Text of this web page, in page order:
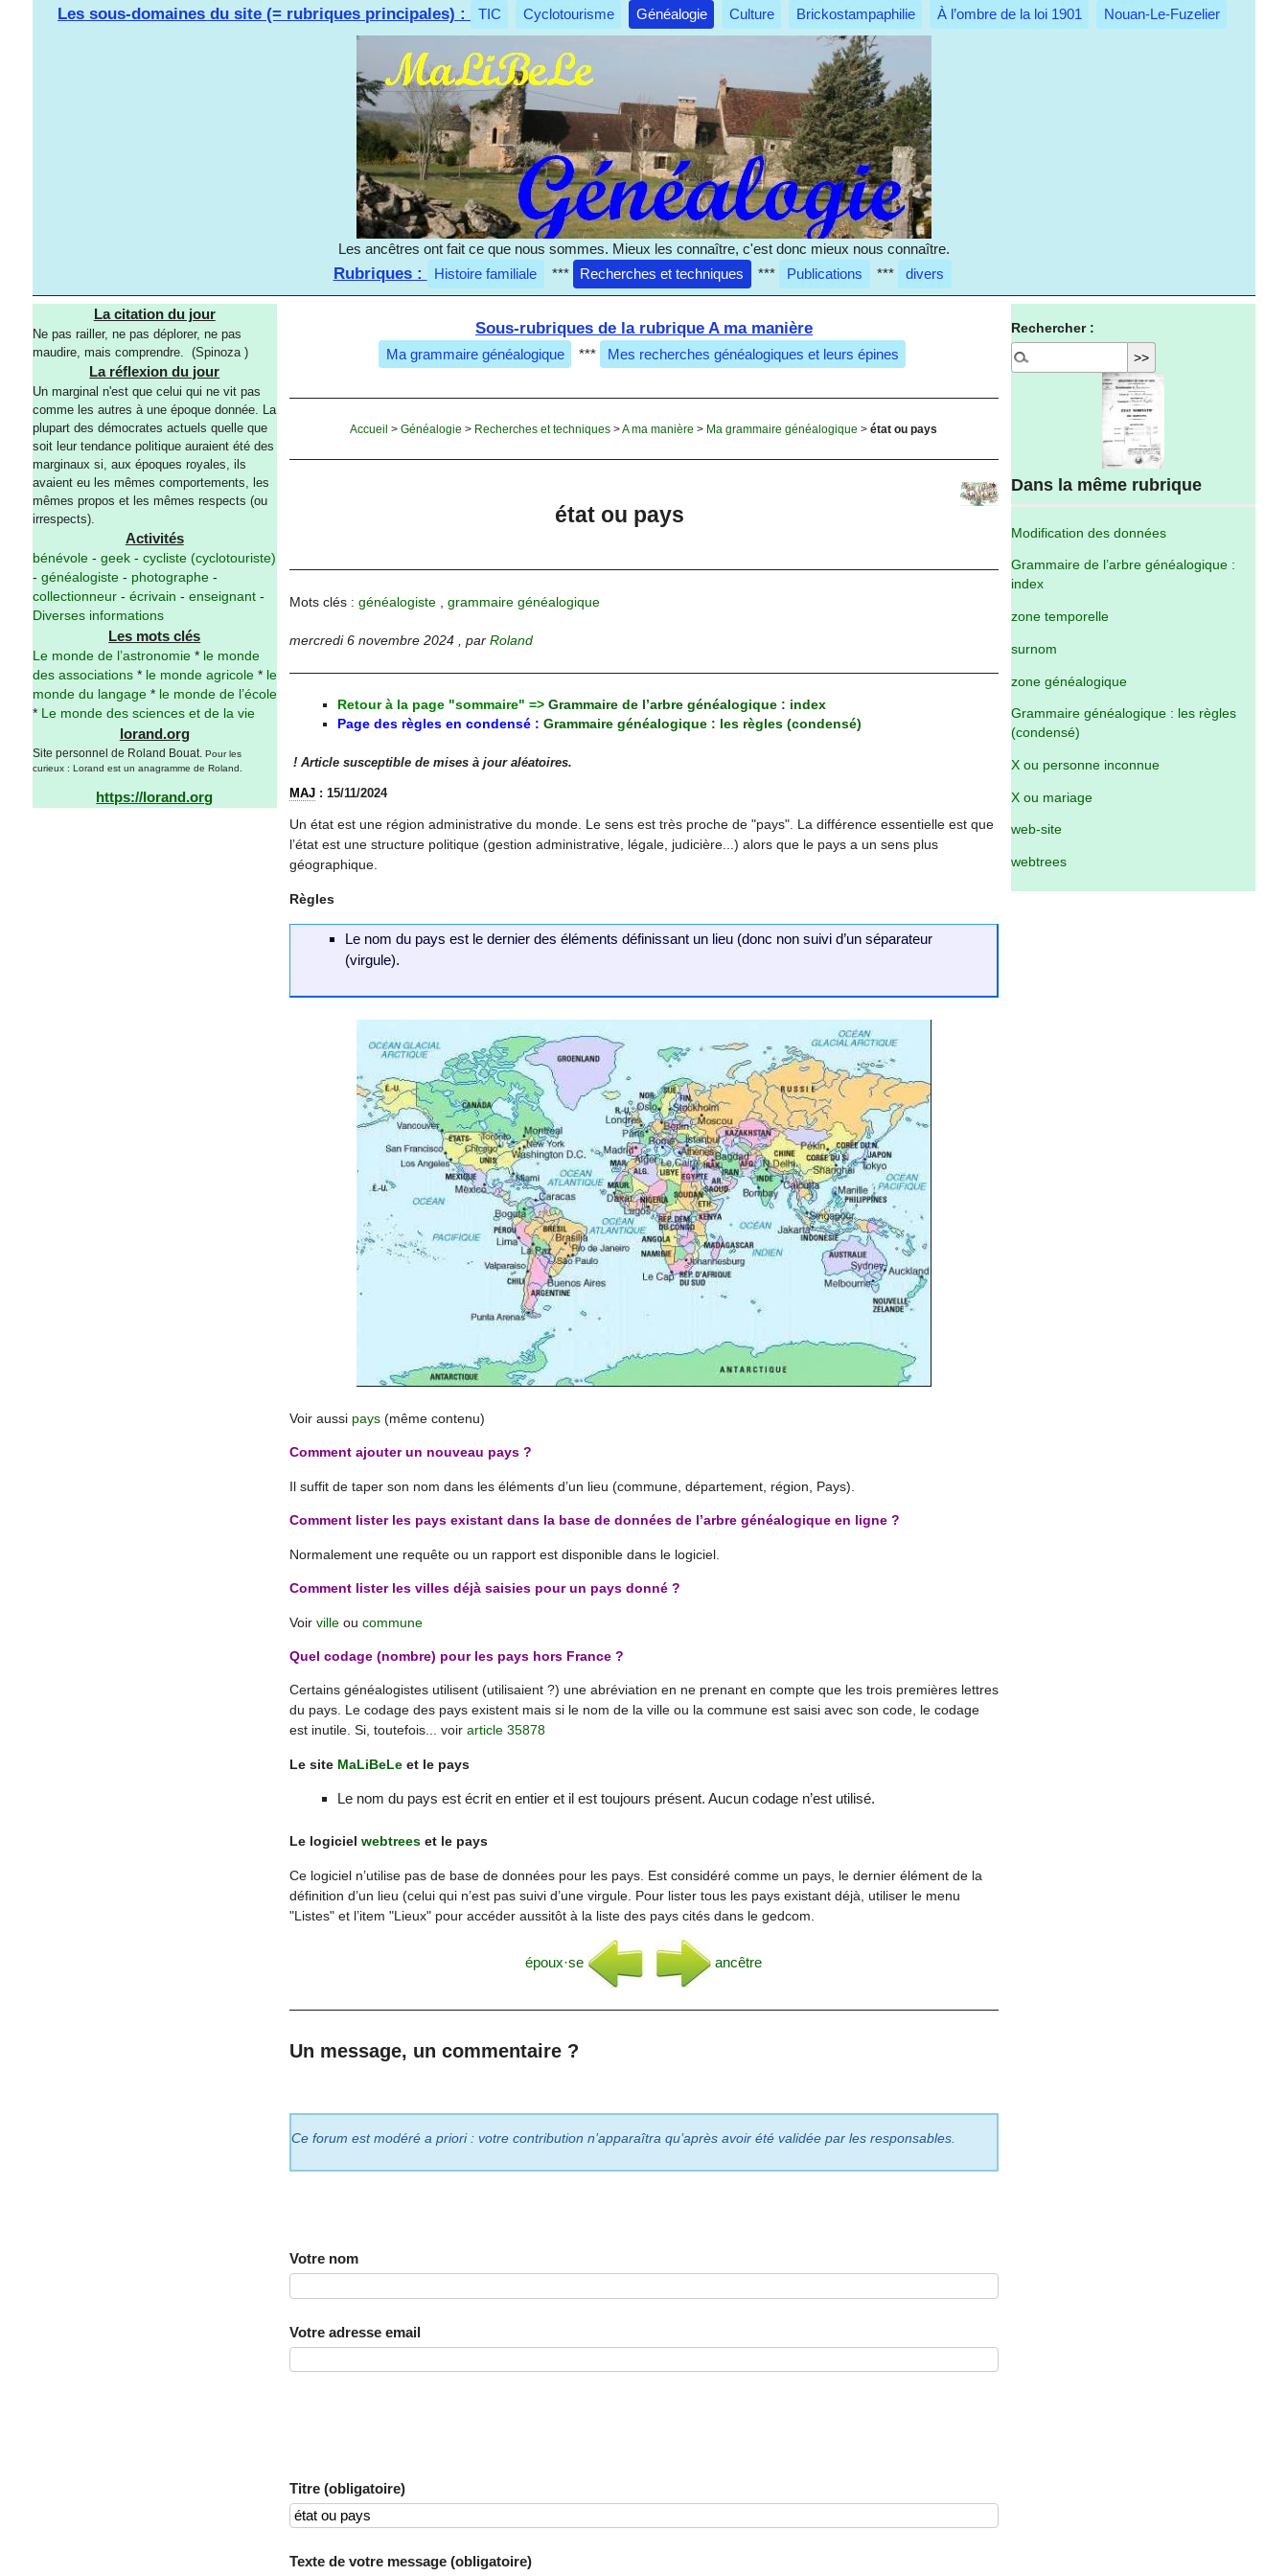
Les sous-domaines du site (= rubriques principales) : TIC Cyclotourisme Généalogie Culture Brickostampaphilie À l’ombre de la loi 1901 Nouan-Le-Fuzelier
Les ancêtres ont fait ce que nous sommes. Mieux les connaître, c'est donc mieux nous connaître.
Rubriques : Histoire familiale *** Recherches et techniques *** Publications *** divers
La citation du jour
Ne pas railler, ne pas déplorer, ne pas
maudire, mais comprendre. (Spinoza )
La réflexion du jour
Un marginal n'est que celui qui ne vit pas
comme les autres à une époque donnée. La
plupart des démocrates actuels quelle que
soit leur tendance politique auraient été des
marginaux si, aux époques royales, ils
avaient eu les mêmes comportements, les
mêmes propos et les mêmes respects (ou
irrespects).
Activités
bénévole- geek- cycliste (cyclotouriste)
- généalogiste- photographe-
collectionneur- écrivain - enseignant-
Diverses informations
Les mots clés
Le monde de l’astronomie* le monde
des associations* le monde agricole* le
monde du langage* le monde de l’école
*
Le monde des sciences et de la vie
lorand.org
Site personnel de Roland Bouat. Pour les
curieux : Lorand est un anagramme de Roland.
https://lorand.org
Sous-rubriques de la rubrique A ma manière
Ma grammaire généalogique *** Mes recherches généalogiques et leurs épines
Accueil >Généalogie > Recherches et techniques >A ma manière > Ma grammaire généalogique >état ou pays
état ou pays
Mots clés : généalogiste, grammaire généalogique
mercredi 6 novembre 2024 , par Roland
Retour à la page "sommaire" => Grammaire de l’arbre généalogique : index
Page des règles en condensé : Grammaire généalogique : les règles (condensé)
! Article susceptible de mises à jour aléatoires.
MAJ: 15/11/2024
Un état est une région administrative du monde. Le sens est très proche de "pays". La différence essentielle est que
l’état est une structure politique (gestion administrative, légale, judicière...) alors que le pays a un sens plus
géographique.
Règles
Le nom du pays est le dernier des éléments définissant un lieu (donc non suivi d’un séparateur
(virgule).
Voir aussi pays(même contenu)
Comment ajouter un nouveau pays ?
Il suffit de taper son nom dans les éléments d’un lieu (commune, département, région, Pays).
Comment lister les pays existant dans la base de données de l’arbre généalogique en ligne ?
Normalement une requête ou un rapport est disponible dans le logiciel.
Comment lister les villes déjà saisies pour un pays donné ?
Voir villeou commune
Quel codage (nombre) pour les pays hors France ?
Certains généalogistes utilisent (utilisaient ?) une abréviation en ne prenant en compte que les trois premières lettres
du pays. Le codage des pays existent mais si le nom de la ville ou la commune est saisi avec son code, le codage
est inutile. Si, toutefois... voir article 35878
Le site MaLiBeLe et le pays
Le nom du pays est écrit en entier et il est toujours présent. Aucun codage n’est utilisé.
Le logiciel webtreeset le pays
Ce logiciel n’utilise pas de base de données pour les pays. Est considéré comme un pays, le dernier élément de la
définition d’un lieu (celui qui n’est pas suivi d’une virgule. Pour lister tous les pays existant déjà, utiliser le menu
"Listes" et l’item "Lieux" pour accéder aussitôt à la liste des pays cités dans le gedcom.
époux·se ancêtre
Un message, un commentaire ?
Ce forum est modéré a priori : votre contribution n’apparaîtra qu’après avoir été validée par les responsables.
Votre nom
Votre adresse email
Titre (obligatoire)
Texte de votre message (obligatoire)
Rechercher :
Dans la même rubrique
Modification des données
Grammaire de l’arbre généalogique :
index
zone temporelle
surnom
zone généalogique
Grammaire généalogique : les règles
(condensé)
X ou personne inconnue
X ou mariage
web-site
webtrees